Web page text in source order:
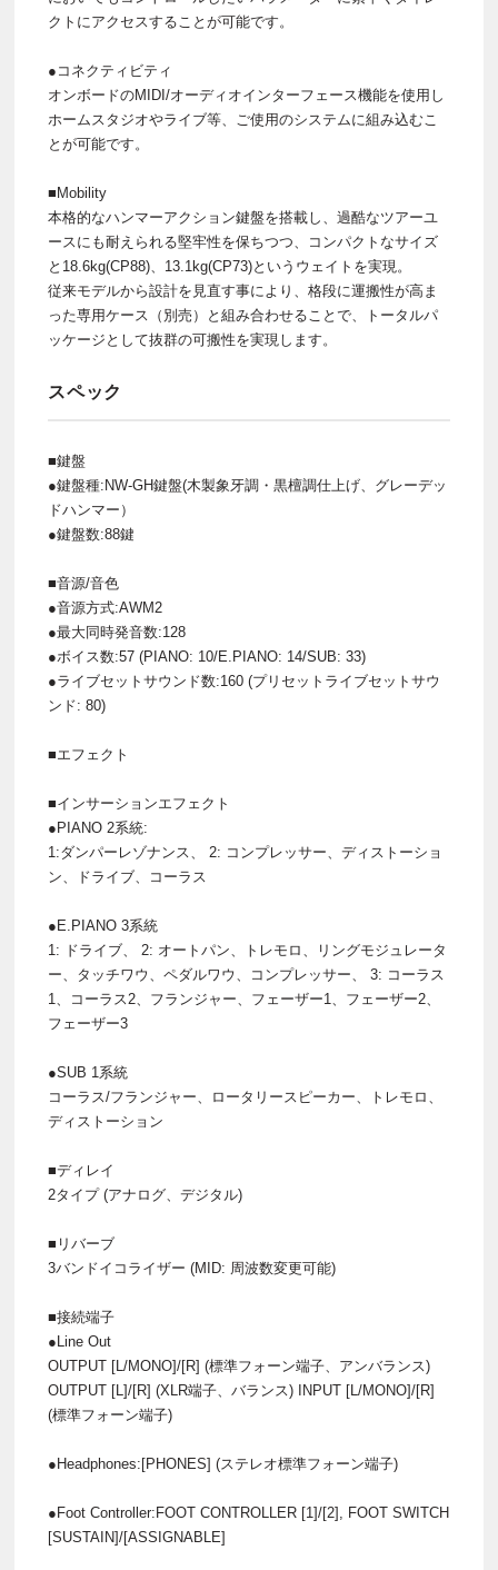
クトにアクセスすることが可能です。
●コネクティビティ
オンボードのMIDI/オーディオインターフェース機能を使用し
ホームスタジオやライブ等、ご使用のシステムに組み込むこ
とが可能です。
■Mobility
本格的なハンマーアクション鍵盤を搭載し、過酷なツアーユ
ースにも耐えられる堅牢性を保ちつつ、コンパクトなサイズ
と18.6kg(CP88)、13.1kg(CP73)というウェイトを実現。
従来モデルから設計を見直す事により、格段に運搬性が高ま
った専用ケース（別売）と組み合わせることで、トータルパ
ッケージとして抜群の可搬性を実現します。
スペック
■鍵盤
●鍵盤種:NW-GH鍵盤(木製象牙調・黒檀調仕上げ、グレーデッ
ドハンマー）
●鍵盤数:88鍵
■音源/音色
●音源方式:AWM2
●最大同時発音数:128
●ボイス数:57 (PIANO: 10/E.PIANO: 14/SUB: 33)
●ライブセットサウンド数:160 (プリセットライブセットサウ
ンド: 80)
■エフェクト
■インサーションエフェクト
●PIANO 2系統:
1:ダンパーレゾナンス、 2: コンプレッサー、ディストーショ
ン、ドライブ、コーラス
●E.PIANO 3系統
1: ドライブ、 2: オートパン、トレモロ、リングモジュレータ
ー、タッチワウ、ペダルワウ、コンプレッサー、 3: コーラス
1、コーラス2、フランジャー、フェーザー1、フェーザー2、
フェーザー3
●SUB 1系統
コーラス/フランジャー、ロータリースピーカー、トレモロ、
ディストーション
■ディレイ
2タイプ (アナログ、デジタル)
■リバーブ
3バンドイコライザー (MID: 周波数変更可能)
■接続端子
●Line Out
OUTPUT [L/MONO]/[R] (標準フォーン端子、アンバランス)
OUTPUT [L]/[R] (XLR端子、バランス) INPUT [L/MONO]/[R]
(標準フォーン端子)
●Headphones:[PHONES] (ステレオ標準フォーン端子)
●Foot Controller:FOOT CONTROLLER [1]/[2], FOOT SWITCH
[SUSTAIN]/[ASSIGNABLE]